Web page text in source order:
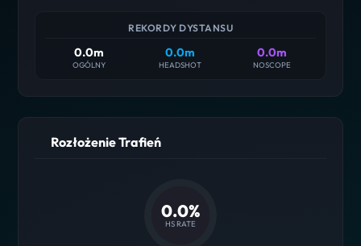
REKORDY DYSTANSU
0.0m
OGÓLNY
0.0m
HEADSHOT
0.0m
NOSCOPE
Rozłożenie Trafień
0.0%
HS RATE